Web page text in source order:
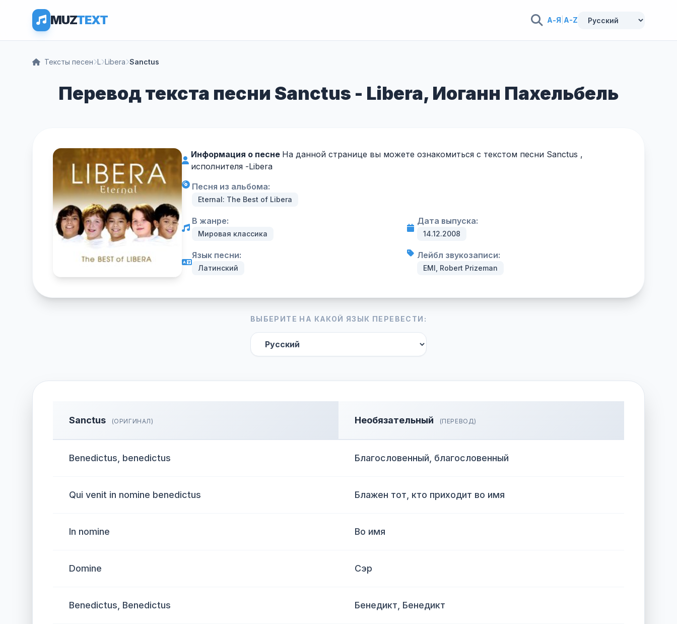
MUZTEXT А-Я A-Z
Тексты песен L Libera Sanctus
Перевод текста песни Sanctus - Libera, Иоганн Пахельбель
Информация о песне На данной странице вы можете ознакомиться с текстом песни Sanctus ,
исполнителя -Libera
Песня из альбома:
Eternal: The Best of Libera
В жанре:
Мировая классика
Дата выпуска:
14.12.2008
Язык песни:
Латинский
Лейбл звукозаписи:
EMI, Robert Prizeman
ВЫБЕРИТЕ НА КАКОЙ ЯЗЫК ПЕРЕВЕСТИ:
Sanctus (ОРИГИНАЛ) Необязательный (ПЕРЕВОД)
Benedictus, benedictus Благословенный, благословенный
Qui venit in nomine benedictus Блажен тот, кто приходит во имя
In nomine Во имя
Domine Сэр
Benedictus, Benedictus Бенедикт, Бенедикт